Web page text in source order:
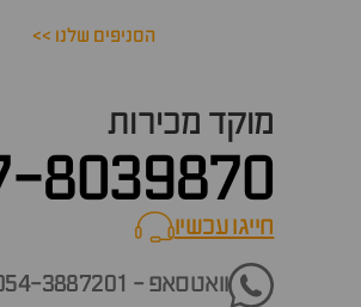
הסניפים שלנו >>
מוקד מכירות
8039870
חייגו עכשיוcall now
וואטסאפ - 054-3887201